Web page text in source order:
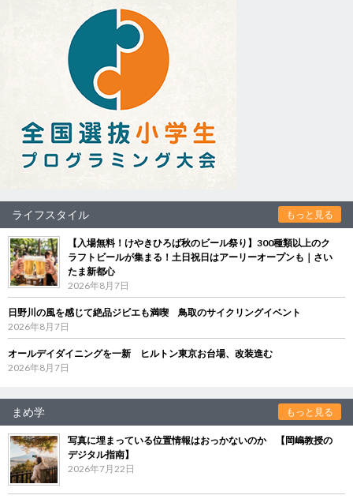
ライフスタイル もっと見る
【入場無料！けやきひろば秋のビール祭り】300種類以上のク
ラフトビールが集まる！土日祝日はアーリーオープンも｜さい
たま新都心
2026年8月7日
日野川の風を感じて絶品ジビエも満喫 鳥取のサイクリングイベント
2026年8月7日
オールデイダイニングを一新 ヒルトン東京お台場、改装進む
2026年8月7日
まめ学 もっと見る
写真に埋まっている位置情報はおっかないのか 【岡嶋教授の
デジタル指南】
2026年7月22日